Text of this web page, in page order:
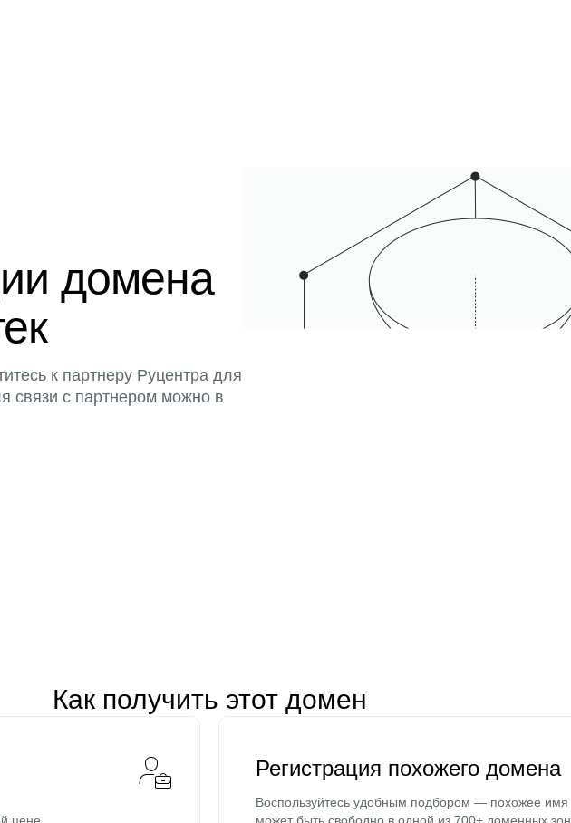
домена
к партнеру Руцентра для
связи с партнером можно в
Как получить этот домен
Регистрация похожего домена
Воспользуйтесь удобным подбором — похожее имя